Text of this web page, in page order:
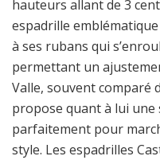
hauteurs allant de 3
espadrille
à ses rubans qui
permettant un
Valle, souvent comparé
propose quant à lui
parfaitement pour
style. Les espadrilles